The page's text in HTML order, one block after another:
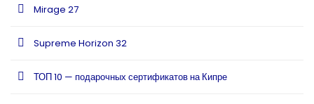
Mirage 27
Supreme Horizon 32
ТОП 10 — подарочных сертификатов на Кипре